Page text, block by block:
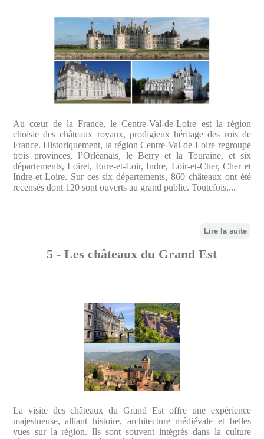
Au cœur de la France, le Centre-Val-de-Loire est la région
choisie des châteaux royaux, prodigieux héritage des rois de
France. Historiquement, la région Centre-Val-de-Loire regroupe
trois provinces, l’Orléanais, le Berry et la Touraine, et six
départements, Loiret, Eure-et-Loir, Indre, Loir-et-Cher, Cher et
Indre-et-Loire. Sur ces six départements, 860 châteaux ont été
recensés dont 120 sont ouverts au grand public. Toutefois,...
Lire la suite
5 - Les châteaux du Grand Est
La visite des châteaux du Grand Est offre une expérience
majestueuse, alliant histoire, architecture médiévale et belles
vues sur la région. Ils sont souvent intégrés dans la culture